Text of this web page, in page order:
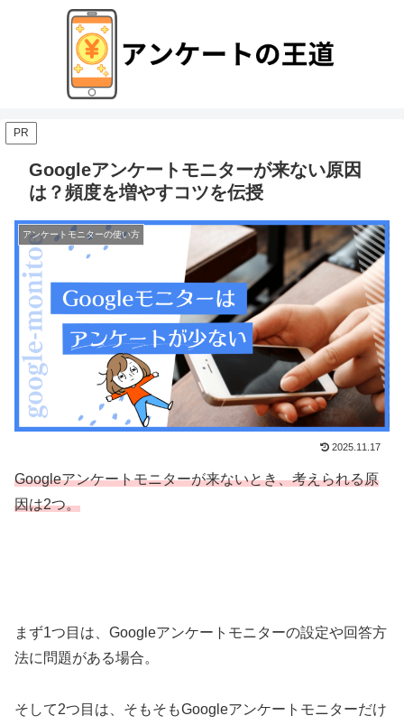
PR
Googleアンケートモニターが来ない原因
は？頻度を増やすコツを伝授
アンケートモニターの使い方
2025.11.17
Googleアンケートモニターが来ないとき、考えられる原
因は2つ。
まず1つ目は、Googleアンケートモニターの設定や回答方
法に問題がある場合。
そして2つ目は、そもそもGoogleアンケートモニターだけ